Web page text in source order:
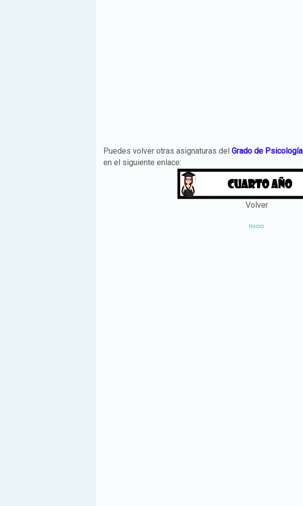
Puedes volver otras asignaturas del Grado de Psicología
en el siguiente enlace:
Volver
Inicio